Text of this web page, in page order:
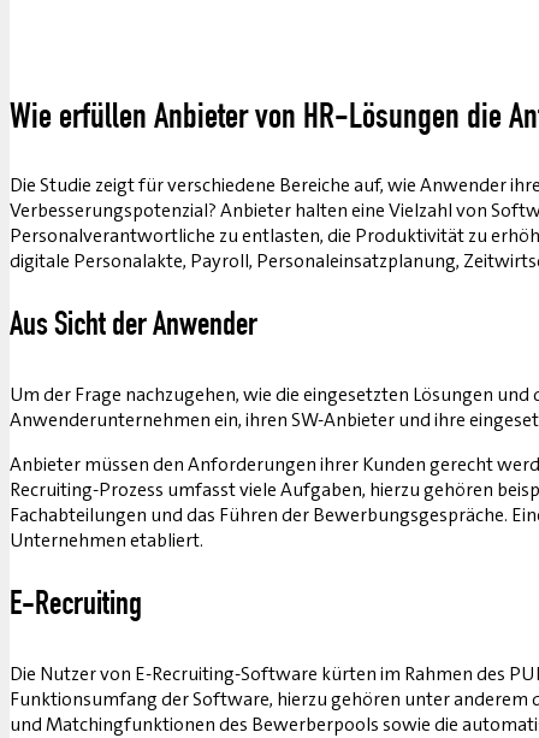
Wie erfüllen Anbieter von HR-Lösungen die
Die Studie zeigt für verschiedene Bereiche auf, wie Anwender
Verbesserungspotenzial? Anbieter halten eine Vielzahl von
Personalverantwortliche zu entlasten, die Produktivität zu
digitale Personalakte, Payroll, Personaleinsatzplanung,
Aus Sicht der Anwender
Um der Frage nachzugehen, wie die eingesetzten Lösungen
Anwenderunternehmen ein, ihren SW-Anbieter und ihre
Anbieter müssen den Anforderungen ihrer Kunden gerecht
Recruiting-Prozess umfasst viele Aufgaben, hierzu gehören
Fachabteilungen und das Führen der Bewerbungsgespräche.
Unternehmen etabliert.
E-Recruiting
Die Nutzer von E-Recruiting-Software kürten im Rahmen des
Funktionsumfang der Software, hierzu gehören unter anderem
und Matchingfunktionen des Bewerberpools sowie die